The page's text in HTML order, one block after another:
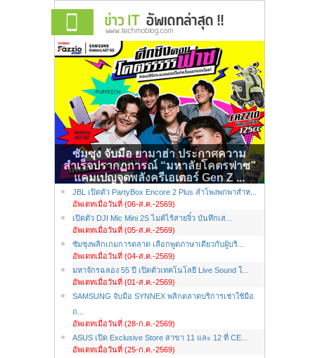
ซัมซุง จับมือ ยามาฮ่า ประกาศความ
สำเร็จปรากฏการณ์ “มหาลัยโคตรฟาซ”
แคมเปญจุดพลังครีเอเตอร์ Gen Z ...
JBL เปิดตัว PartyBox Encore 2 Plus ลำโพงพกพาสำห...
อัพเดทเมื่อวันที่ (06-ส.ค.-2569)
เปิดตัว DJI Mic Mini 2S ไมค์ไร้สายจิ๋ว บันทึกเส...
อัพเดทเมื่อวันที่ (05-ส.ค.-2569)
ซัมซุงพลิกเกมการตลาด เลือกพูดภาษาเดียวกับผู้บริ...
อัพเดทเมื่อวันที่ (04-ส.ค.-2569)
มหาจักรฉลอง 55 ปี เปิดตัวเทคโนโลยี Live Sound ใ...
อัพเดทเมื่อวันที่ (01-ส.ค.-2569)
SAMSUNG จับมือ SYNNEX พลิกตลาดบริการเช่าใช้มือ
ถ...
อัพเดทเมื่อวันที่ (28-ก.ค.-2569)
ASUS เปิด Exclusive Store สาขา 11 และ 12 ที่ CE...
อัพเดทเมื่อวันที่ (25-ก.ค.-2569)